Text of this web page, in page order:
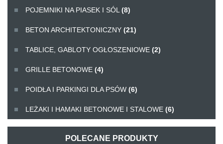
POJEMNIKI NA PIASEK I SÓL (8)
BETON ARCHITEKTONICZNY (21)
TABLICE, GABLOTY OGŁOSZENIOWE (2)
GRILLE BETONOWE (4)
POIDŁA I PARKINGI DLA PSÓW (6)
LEŻAKI I HAMAKI BETONOWE I STALOWE (6)
POLECANE PRODUKTY